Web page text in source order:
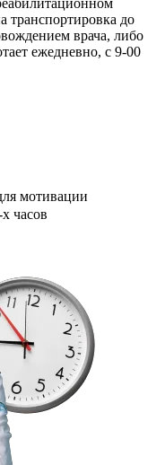
транспортировка до
врача, либо
ежедневно, с 9-00
мотивации
часов